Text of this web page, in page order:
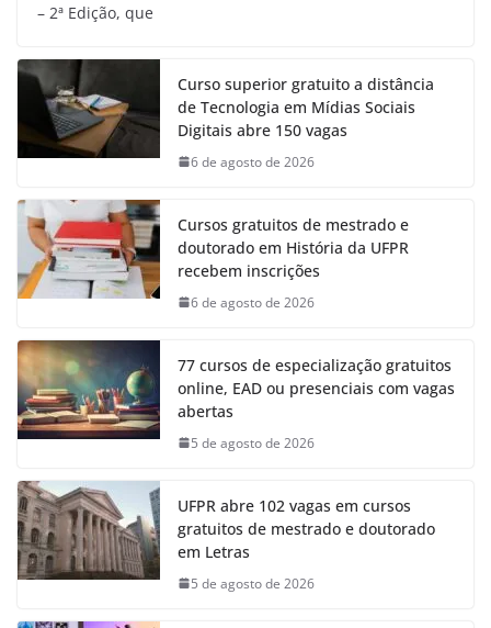
– 2ª Edição, que
Curso superior gratuito a distância
de Tecnologia em Mídias Sociais
Digitais abre 150 vagas
6 de agosto de 2026
Cursos gratuitos de mestrado e
doutorado em História da UFPR
recebem inscrições
6 de agosto de 2026
77 cursos de especialização gratuitos
online, EAD ou presenciais com vagas
abertas
5 de agosto de 2026
UFPR abre 102 vagas em cursos
gratuitos de mestrado e doutorado
em Letras
5 de agosto de 2026